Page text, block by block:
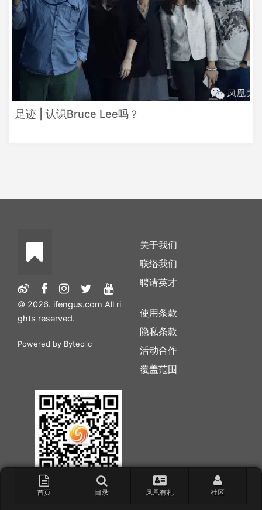
足迹 | 认识Bruce Lee吗？
首页 目录 凤凰有礼 社区
© 2026. ifengus.com All ri
ghts reserved.
Powered by Byteclic
关于我们
联络我们
聘请英才
使用条款
隐私条款
活动合作
覆盖范围